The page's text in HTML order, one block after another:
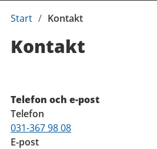
Du
här:
Start / Kontakt
Kontakt
Kontaktuppgifter
Telefon och e-post
Telefon
031-367 98 08
E-post